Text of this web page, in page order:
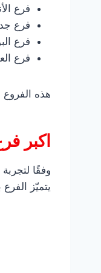
فرع
فرع
فرع
فرع
هذه
اكبر
وفقًا
يتميّز الفرع